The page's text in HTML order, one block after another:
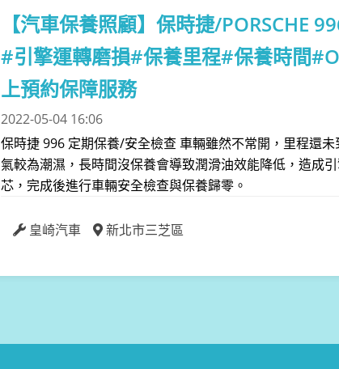
【汽車保養照顧】保時捷/PORSCHE
#引擎運轉磨損#保養里程#保養時間
上預約保障服務
2022-05-04 16:06
保時捷 996 定期保養/安全檢查 車輛雖然不常開，里程還
氣較為潮濕，長時間沒保養會導致潤滑油效能降低，造成
芯，完成後進行車輛安全檢查與保養歸零。
皇崎汽車 新北市三芝區